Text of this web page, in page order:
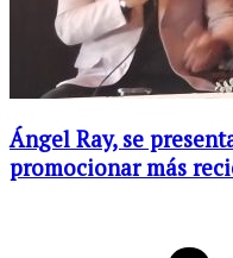
Ángel Ray, se
promocionar más